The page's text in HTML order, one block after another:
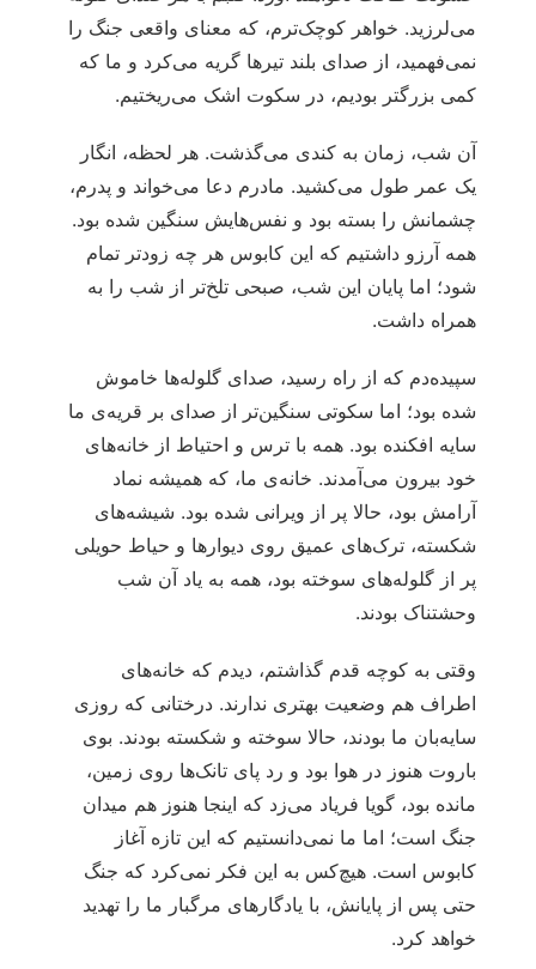
می‌لرزید. خواهر کوچک‌ترم، که معنای واقعی جنگ را
نمی‌فهمید، از صدای بلند تیرها گریه می‌کرد و ما که
کمی بزرگتر بودیم، در سکوت اشک می‌ریختیم.
آن شب، زمان به کندی می‌گذشت. هر لحظه، انگار
یک عمر طول می‌کشید. مادرم دعا می‌خواند و پدرم،
چشمانش را بسته بود و نفس‌هایش سنگین شده بود.
همه آرزو داشتیم که این کابوس هر چه زودتر تمام
شود؛ اما پایان این شب، صبحی تلخ‌تر از شب را به
همراه داشت.
سپیده‌دم که از راه رسید، صدای گلوله‌ها خاموش
شده بود؛ اما سکوتی سنگین‌تر از صدای بر قریه‌ی ما
سایه افکنده بود. همه با ترس و احتیاط از خانه‌های
خود بیرون می‌آمدند. خانه‌ی ما، که همیشه نماد
آرامش بود، حالا پر از ویرانی شده بود. شیشه‌های
شکسته، ترک‌های عمیق روی دیوارها و حیاط حویلی
پر از گلوله‌های سوخته بود، همه به یاد آن شب
وحشتناک بودند.
وقتی به کوچه قدم گذاشتم، دیدم که خانه‌های
اطراف هم وضعیت بهتری ندارند. درختانی که روزی
سایه‌بان ما بودند، حالا سوخته و شکسته بودند. بوی
باروت هنوز در هوا بود و رد پای تانک‌ها روی زمین،
مانده بود، گویا فریاد می‌زد که اینجا هنوز هم میدان
جنگ است؛ اما ما نمی‌دانستیم که این تازه آغاز
کابوس است. هیچ‌کس به این فکر نمی‌کرد که جنگ
حتی پس از پایانش، با یادگارهای مرگبار ما را تهدید
خواهد کرد.